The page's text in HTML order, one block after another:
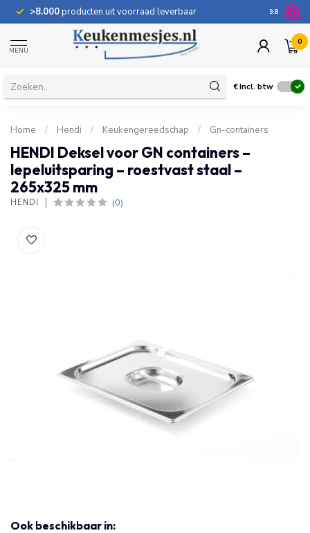
>8.000producten uit voorraad leverbaar 100
9.8
MENU
0
€Incl. btw
Home / Hendi / Keukengereedschap / Gn-containers
HENDI Deksel voor GN containers –
lepeluitsparing – roestvast staal –
265x325 mm
HENDI (0)
Ook beschikbaar in: